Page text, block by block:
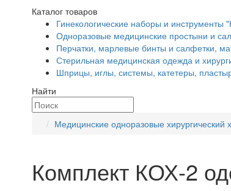
Каталог товаров
Гинекологические наборы и
Одноразовые медицинские простыни и
Перчатки, марлевые бинты и салфетки,
Стерильная медицинская одежда и
Шприцы, иглы, системы, катетеры,
Найти
Медицинские одноразовые хирургический
Комплект КОХ-2